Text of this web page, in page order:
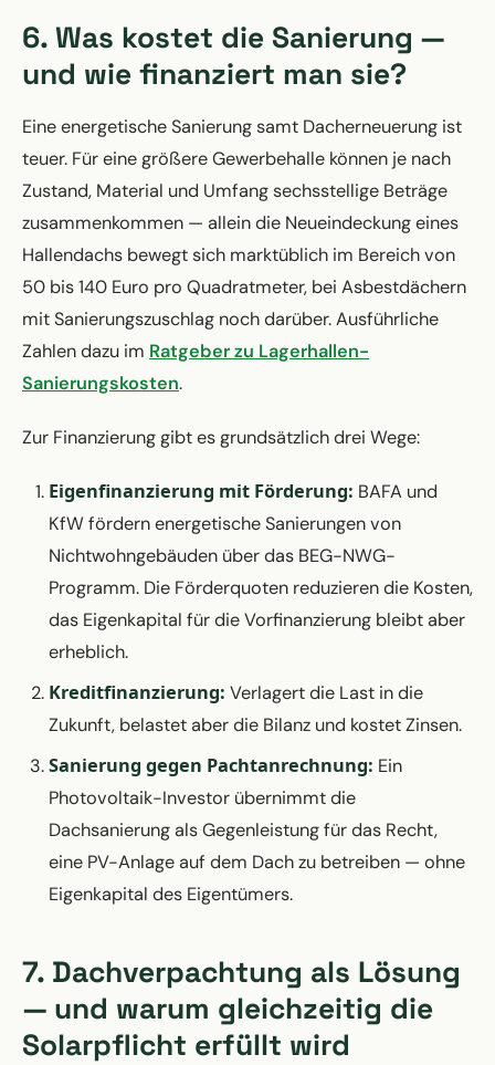
6. Was kostet die Sanierung —
und wie finanziert man sie?
Eine energetische Sanierung samt Dacherneuerung ist
teuer. Für eine größere Gewerbehalle können je nach
Zustand, Material und Umfang sechsstellige Beträge
zusammenkommen — allein die Neueindeckung eines
Hallendachs bewegt sich marktüblich im Bereich von
50 bis 140 Euro pro Quadratmeter, bei Asbestdächern
mit Sanierungszuschlag noch darüber. Ausführliche
Zahlen dazu im Ratgeber zu Lagerhallen-
Sanierungskosten.
Zur Finanzierung gibt es grundsätzlich drei Wege:
Eigenfinanzierung mit Förderung: BAFA und
KfW fördern energetische Sanierungen von
Nichtwohngebäuden über das BEG-NWG-
Programm. Die Förderquoten reduzieren die Kosten,
das Eigenkapital für die Vorfinanzierung bleibt aber
erheblich.
Kreditfinanzierung: Verlagert die Last in die
Zukunft, belastet aber die Bilanz und kostet Zinsen.
Sanierung gegen Pachtanrechnung: Ein
Photovoltaik-Investor übernimmt die
Dachsanierung als Gegenleistung für das Recht,
eine PV-Anlage auf dem Dach zu betreiben — ohne
Eigenkapital des Eigentümers.
7. Dachverpachtung als Lösung
— und warum gleichzeitig die
Solarpflicht erfüllt wird